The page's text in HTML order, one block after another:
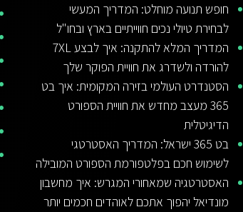
חופש תנועה מוחלט: המדריך המעשי
לבחירת טיולי נכים חווייתיים בארץ ובחו"ל
המדריך המלא להתקנה: איך לבצע 7XL
להורדה ולשדרג את חוויית הפוקר שלך
הסטנדרט העולמי בזירה המקומית: איך בט
365 מעצב מחדש את חוויית הספורט
הדיגיטלית
בט 365 ישראל: המדריך האסטרטגי
לשימוש חכם בפלטפורמת הספורט המובילה
האסטרטגיה שמאחורי המגרש: איך מחשבון
מונדיאל יהפוך אתכם לאוהדים חכמים יותר